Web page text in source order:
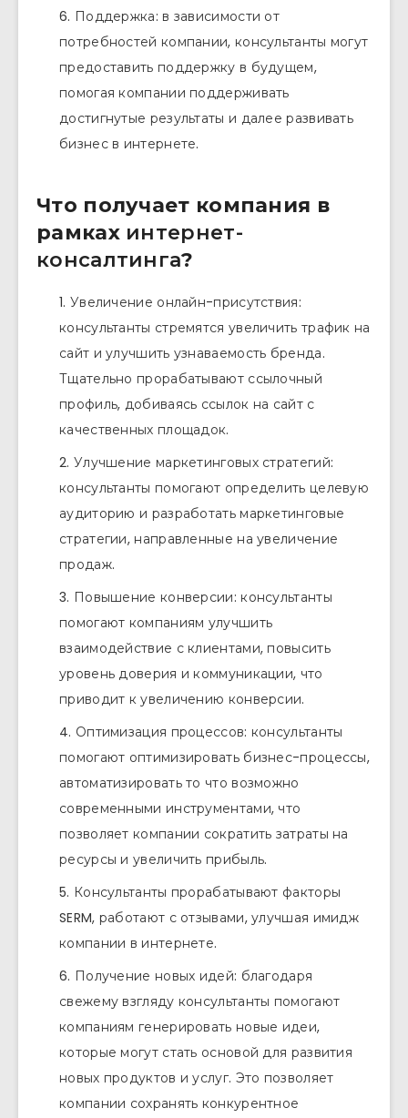
Поддержка: в зависимости от
потребностей компании, консультанты могут
предоставить поддержку в будущем,
помогая компании поддерживать
достигнутые результаты и далее развивать
бизнес в интернете.
Что получает компания в
рамках интернет-
консалтинга?
Увеличение онлайн-присутствия:
консультанты стремятся увеличить трафик на
сайт и улучшить узнаваемость бренда.
Тщательно прорабатывают ссылочный
профиль, добиваясь ссылок на сайт с
качественных площадок.
Улучшение маркетинговых стратегий:
консультанты помогают определить целевую
аудиторию и разработать маркетинговые
стратегии, направленные на увеличение
продаж.
Повышение конверсии: консультанты
помогают компаниям улучшить
взаимодействие с клиентами, повысить
уровень доверия и коммуникации, что
приводит к увеличению конверсии.
Оптимизация процессов: консультанты
помогают оптимизировать бизнес-процессы,
автоматизировать то что возможно
современными инструментами, что
позволяет компании сократить затраты на
ресурсы и увеличить прибыль.
Консультанты прорабатывают факторы
SERM, работают с отзывами, улучшая имидж
компании в интернете.
Получение новых идей: благодаря
свежему взгляду консультанты помогают
компаниям генерировать новые идеи,
которые могут стать основой для развития
новых продуктов и услуг. Это позволяет
компании сохранять конкурентное